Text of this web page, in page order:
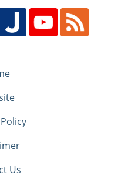
Us